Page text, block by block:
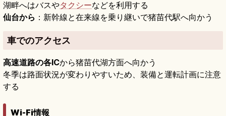
湖畔へはバスやタクシーなどを利用する
仙台から ：新幹線と在来線を乗り継いで猪苗代駅へ向かう
車でのアクセス
高速道路の各ICから猪苗代湖方面へ向かう
冬季は路面状況が変わりやすいため、装備と運転計画に注意
する
Wi-Fi情報